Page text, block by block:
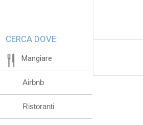
CERCA DOVE:
Mangiare
Airbnb
Ristoranti